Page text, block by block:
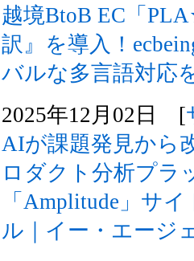
越境BtoB EC「
訳』を導入！
バルな多言語対応
2025年12月02日 [
AIが課題発見から
ロダクト分析プラ
「Amplitude」サ
ル｜イー・エージ